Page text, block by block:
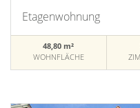
Etagenwohnung
48,80 m²
WOHNFLÄCHE